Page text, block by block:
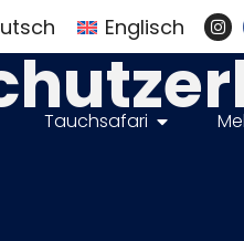
Englisch
Tauchsafari